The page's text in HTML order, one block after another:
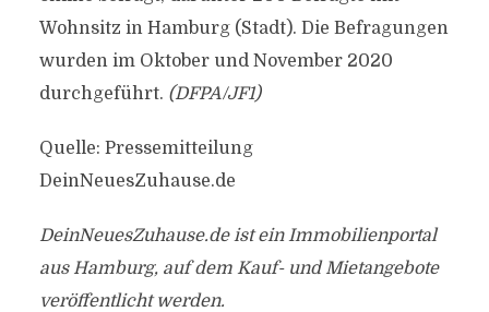
Wohnsitz in Hamburg (Stadt). Die Befragungen
wurden im Oktober und November 2020
durchgeführt. (DFPA/JF1)
Quelle: Pressemitteilung
DeinNeuesZuhause.de
DeinNeuesZuhause.de ist ein Immobilienportal
aus Hamburg, auf dem Kauf- und Mietangebote
veröffentlicht werden.